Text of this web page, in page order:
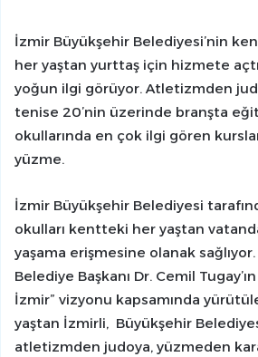
İzmir Büyükşehir Belediyesi’nin
her yaştan yurttaş için hizmete
yoğun ilgi görüyor. Atletizmden
tenise 20’nin üzerinde branşta
okullarında en çok ilgi gören
yüzme.
İzmir Büyükşehir Belediyesi
okulları kentteki her yaştan
yaşama erişmesine olanak
Belediye Başkanı Dr. Cemil
İzmir” vizyonu kapsamında
yaştan İzmirli, Büyükşehir
atletizmden judoya, yüzmeden